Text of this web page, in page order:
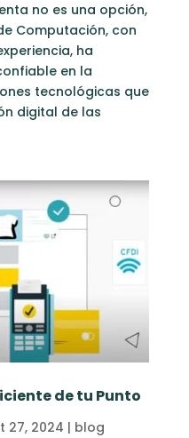
no es una opción,
Computación, con
ha
en la
tecnológicas que
digital de las
de tu Punto
27, 2024 | blog